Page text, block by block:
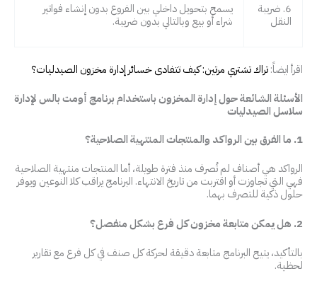
6. ضريبة
النقل
يسمح بتحويل داخلي بين الفروع بدون إنشاء فواتير
شراء أو بيع وبالتالي بدون ضريبة.
اقرأ ايضاً:تراك تشتري مرتين: كيف تتفادى خسائر إدارة مخزون الصيدليات؟
الأسئلة الشائعة حول إدارة المخزون باستخدام برنامج أومت بالس لإدارة
سلاسل الصيدليات
1. ما الفرق بين الرواكد والمنتجات المنتهية الصلاحية؟
الرواكد هي أصناف لم تُصرف منذ فترة طويلة، أما المنتجات منتهية الصلاحية
فهي التي تجاوزت أو اقتربت من تاريخ الانتهاء. البرنامج يراقب كلا النوعين ويوفر
حلول ذكية للتصرف بهما.
2. هل يمكن متابعة مخزون كل فرع بشكل منفصل؟
بالتأكيد، يتيح البرنامج متابعة دقيقة لحركة كل صنف في كل فرع مع تقارير
لحظية.